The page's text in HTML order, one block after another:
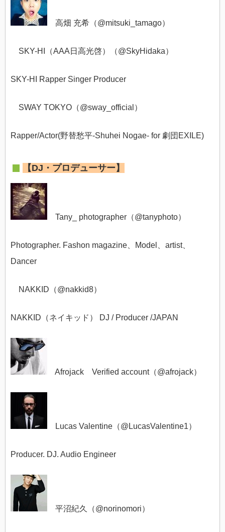
高畑 充希（@mitsuki_tamago）
SKY-HI（AAA日高光啓）（@SkyHidaka）
SKY-HI Rapper Singer Producer
SWAY TOKYO（@sway_official）
Rapper/Actor(野替愁平-Shuhei Nogae- for 劇団EXILE)
【DJ・プロデューサー】
Tany_ photographer（@tanyphoto）
Photographer. Fashon magazine、Model、artist、
Dancer
NAKKID（@nakkid8）
NAKKID（ネイキッド） DJ / Producer /JAPAN
Afrojack Verified account（@afrojack）
Lucas Valentine（@ LucasValentine1）
Producer. DJ. Audio Engineer
平沼紀久（@norinomori）